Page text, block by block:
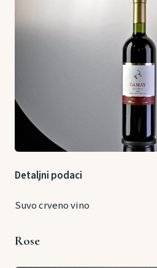
Detaljni podaci
Suvo crveno vino
Rose